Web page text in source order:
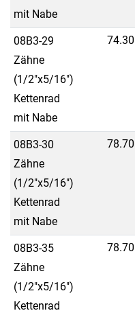
mit Nabe
08B3-29
Zähne
(1/2"x5/16")
Kettenrad
mit Nabe
74.30
08B3-30
Zähne
(1/2"x5/16")
Kettenrad
mit Nabe
78.70
08B3-35
Zähne
(1/2"x5/16")
Kettenrad
78.70